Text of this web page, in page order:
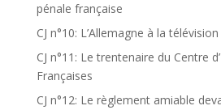
pénale française
CJ n°10: L’Allemagne à la
CJ n°11: Le trentenaire du Centre
Françaises
CJ n°12: Le règlement amiable